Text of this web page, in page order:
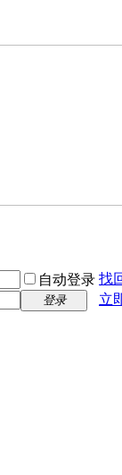
自动登录 找
登录
立